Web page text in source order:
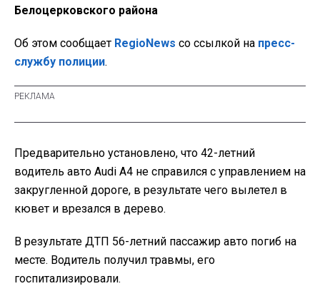
Белоцерковского района
Об этом сообщает RegioNews со ссылкой на пресс-
службу полиции.
Предварительно установлено, что 42-летний
водитель авто Audi A4 не справился с управлением на
закругленной дороге, в результате чего вылетел в
кювет и врезался в дерево.
В результате ДТП 56-летний пассажир авто погиб на
месте. Водитель получил травмы, его
госпитализировали.